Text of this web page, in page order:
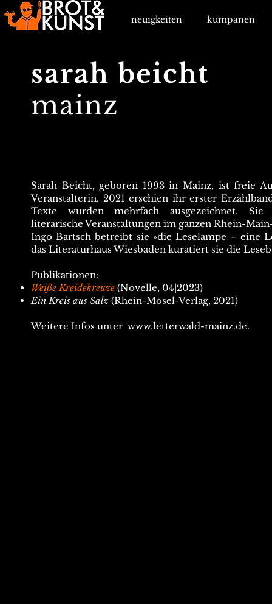
neuigkeiten kumpanen
sarah beicht
mainz
Sarah Beicht, geboren 1993 in Mainz, ist freie
Veranstalterin. 2021 erschien ihr erster
Texte wurden mehrfach ausgezeichnet. Sie
literarische Veranstaltungen im ganzen Rhein-
Ingo Bartsch betreibt sie »die Leselampe – eine
das Literaturhaus Wiesbaden kuratiert sie die
Publikationen:
Weiße Kreidekreuze (Novelle, 04|2023)
Ein Kreis aus Salz (Rhein-Mosel-Verlag, 2021)
Weitere Infos unter www.letterwald-mainz.de.